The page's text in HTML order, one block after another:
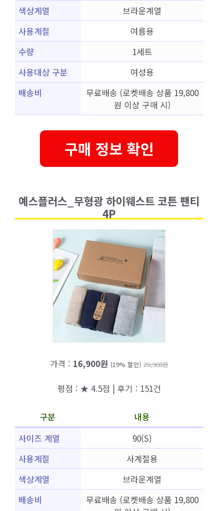
색상계열
브라운계열
사용계절
여름용
수량
1세트
사용대상 구분
여성용
배송비
무료배송 (로켓배송 상품 19,800
원 이상 구매 시)
구매 정보 확인
예스플러스_무형광 하이웨스트 코튼 팬티
4P
가격 : 16,900원 (19% 할인) 20,900원
평점 : ★ 4.5점 | 후기 : 151건
구분
내용
사이즈 계열
90(S)
사용계절
사계절용
색상계열
브라운계열
배송비
무료배송 (로켓배송 상품 19,800